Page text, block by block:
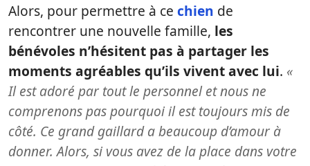
Alors, pour permettre à ce chien de
rencontrer une nouvelle famille, les
bénévoles n’hésitent pas à partager les
moments agréables qu’ils vivent avec lui. «
Il est adoré par tout le personnel et nous ne
comprenons pas pourquoi il est toujours mis de
côté. Ce grand gaillard a beaucoup d’amour à
donner. Alors, si vous avez de la place dans votre